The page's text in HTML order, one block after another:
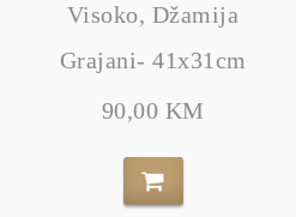
Visoko, Džamija
Grajani- 41x31cm
90,00 KM